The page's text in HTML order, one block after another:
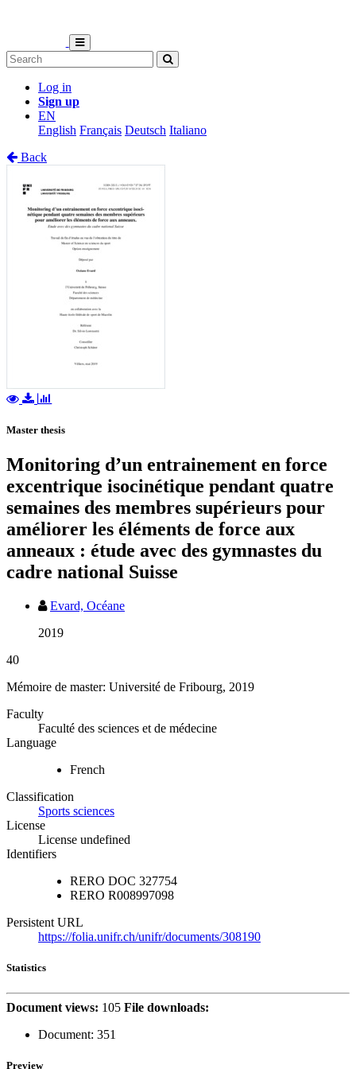
Log in
Sign up
EN
English Français Deutsch Italiano
Back
Master thesis
Monitoring d’un entrainement en force
excentrique isocinétique pendant quatre
semaines des membres supérieurs pour
améliorer les éléments de force aux
anneaux : étude avec des gymnastes du
cadre national Suisse
Evard, Océane
2019
40
Mémoire de master: Université de Fribourg, 2019
Faculty
Faculté des sciences et de médecine
Language
French
Classification
Sports sciences
License
License undefined
Identifiers
RERO DOC 327754
RERO R008997098
Persistent URL
https://folia.unifr.ch/unifr/documents/308190
Statistics
Document views: 105 File downloads:
Document: 351
Preview